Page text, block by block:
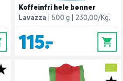
Koffeinfri hele bønner
Lavazza
500 g 230,00/Kg.
115,- 0